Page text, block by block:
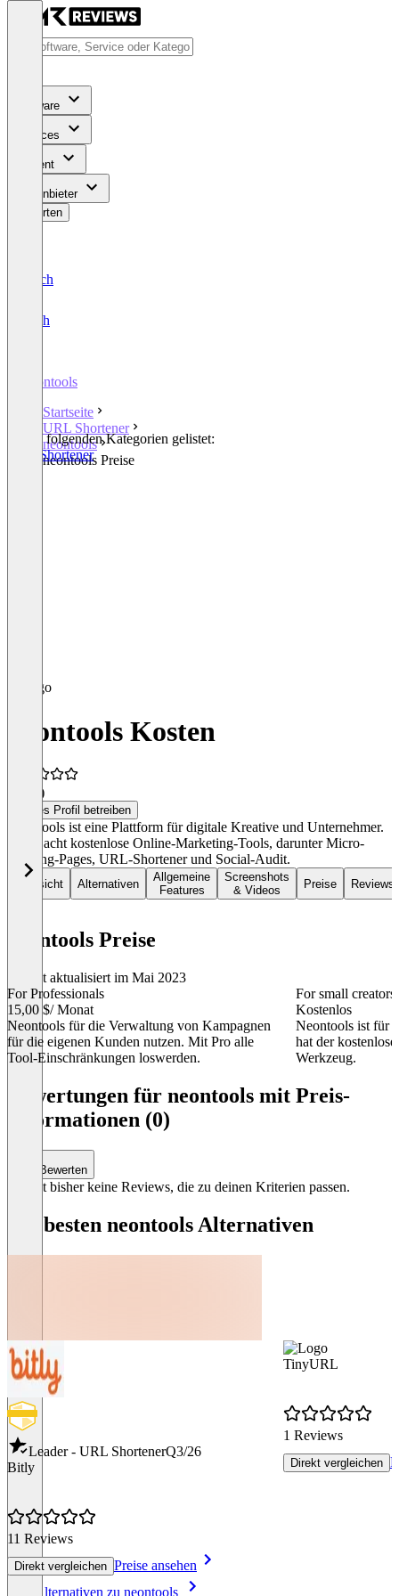
Software
Services
Content
Für Anbieter
Bewerten
Deutsch
English
neontools
Startseite
URL Shortener
neontools
neontools Preise
In den folgenden Kategorien gelistet:
URL Shortener
neontools Kosten
(5)
Dieses Profil betreiben
Neontools ist eine Plattform für digitale Kreative und Unternehmer.
Bietet acht kostenlose Online-Marketing-Tools, darunter Micro-
Landing-Pages, URL-Shortener und Social-Audit.
Übersicht Alternativen
Allgemeine
Features
Screenshots
& Videos
Preise Reviews
neontools Preise
Zuletzt aktualisiert im Mai 2023
For Professionals
15,00 $/ Monat
Neontools für die Verwaltung von Kampagnen
für die eigenen Kunden nutzen. Mit Pro alle
Tool-Einschränkungen loswerden.
For small creators
Kostenlos
Neontools ist für
hat der
Werkzeug.
Bewertungen für neontools mit Preis-
Informationen (0)
Bewerten
Es gibt bisher keine Reviews, die zu deinen Kriterien passen.
Die besten neontools Alternativen
Leader - URL ShortenerQ3/26
Bitly
11 Reviews
Direkt vergleichen Preise ansehen
TinyURL
1 Reviews
Direkt vergleichen
Alle Alternativen zu neontools